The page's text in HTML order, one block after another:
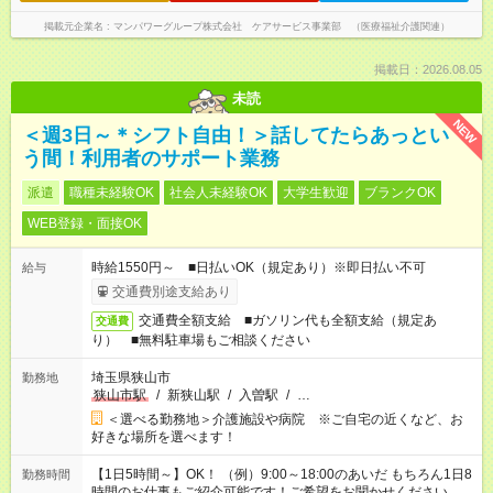
掲載元企業名 マンパワーグループ株式会社 ケアサービス事業部 （医療福祉介護関連）
掲載日：2026.08.05
未読
NEW
＜週3日～＊シフト自由！＞話してたらあっとい
う間！利用者のサポート業務
派遣 職種未経験OK 社会人未経験OK 大学生歓迎
ブランクOK
WEB登録・面接OK
給与
時給1550円～ ■日払いOK（規定あり）※即日払い不可
交通費別途支給あり
交通費
交通費全額支給 ■ガソリン代も全額支給（規定あ
り） ■無料駐車場もご相談ください
勤務地
埼玉県狭山市
狭山市駅
/ 新狭山駅 / 入曽駅 / …
＜選べる勤務地＞介護施設や病院 ※ご自宅の近くなど、お
好きな場所を選べます！
勤務時間
【1日5時間～】OK！ （例）9:00～18:00のあいだ もちろん1日8